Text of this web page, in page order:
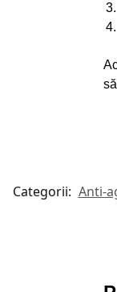
Categorii: Anti-